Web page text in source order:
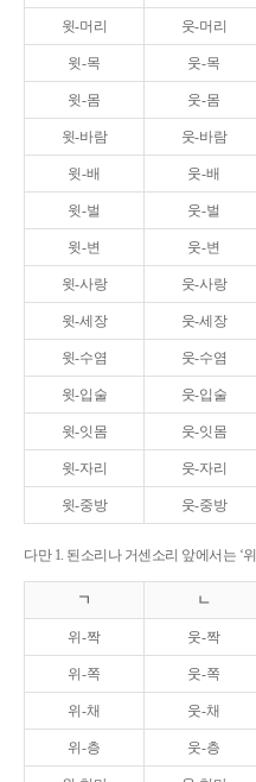
윗-머리 웃-머리
윗-목 웃-목
윗-몸 웃-몸
윗-바람 웃-바람
윗-배 웃-배
윗-벌 웃-벌
윗-변 웃-변
윗-사랑 웃-사랑
윗-세장 웃-세장
윗-수염 웃-수염
윗-입술 웃-입술
윗-잇몸 웃-잇몸
윗-자리 웃-자리
윗-중방 웃-중방
다만 1. 된소리나 거센소리 앞에서는 ‘
ㄱ ㄴ
위-짝 웃-짝
위-쪽 웃-쪽
위-채 웃-채
위-층 웃-층